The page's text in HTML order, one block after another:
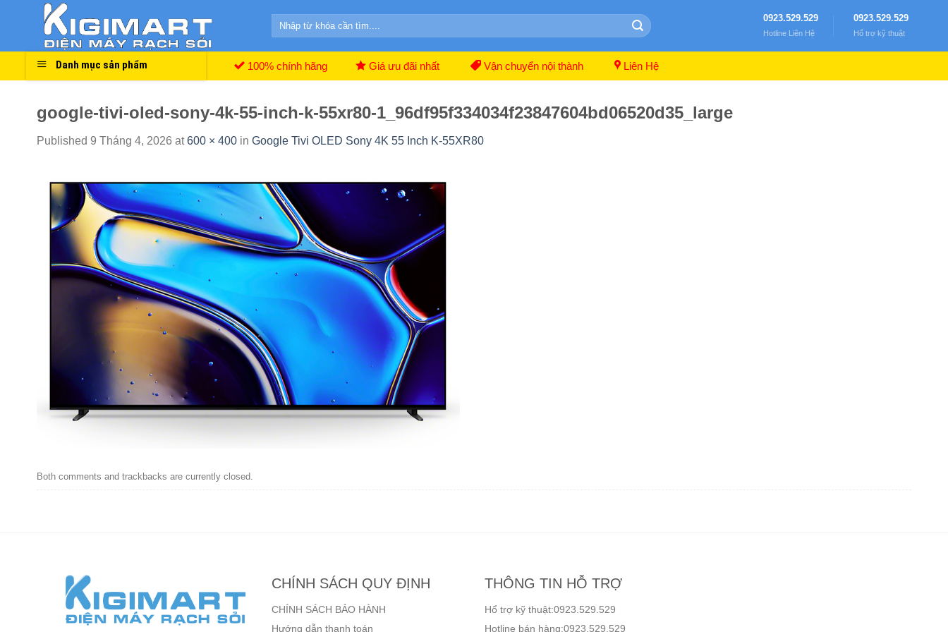
Search
0923.529.529
Hotline Liên Hệ
0923.529.529
Hổ trợ kỹ thuật
Danh mục sản phẩm 100% chính hãng Giá ưu đãi nhất Vận chuyển nội thành Liên Hệ
google-tivi-oled-sony-4k-55-inch-k-55xr80-1_96df95f334034f23847604bd06520d35_large
Published 9 Tháng 4, 2026 at600 × 400 in Google Tivi OLED Sony 4K 55 Inch K-55XR80
Both comments and trackbacks are currently closed.
CHÍNH SÁCH QUY ĐỊNH
CHÍNH SÁCH BẢO HÀNH
Hướng dẫn thanh toán
THÔNG TIN HỖ TRỢ
Hổ trợ kỹ thuật:0923.529.529
Hotline bán hàng:0923.529.529